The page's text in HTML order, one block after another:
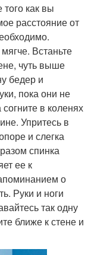
того как вы
расстояние от
Встаньте
чуть выше
бедер и
пока они не
в коленях
Упритесь в
и слегка
спинка
ее к
о
Руки и ноги
так одну
ближе к стене и